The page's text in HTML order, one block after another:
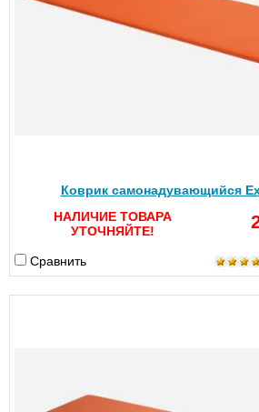
Коврик самонадувающийся
НАЛИЧИЕ ТОВАРА
УТОЧНЯЙТЕ!
Сравнить